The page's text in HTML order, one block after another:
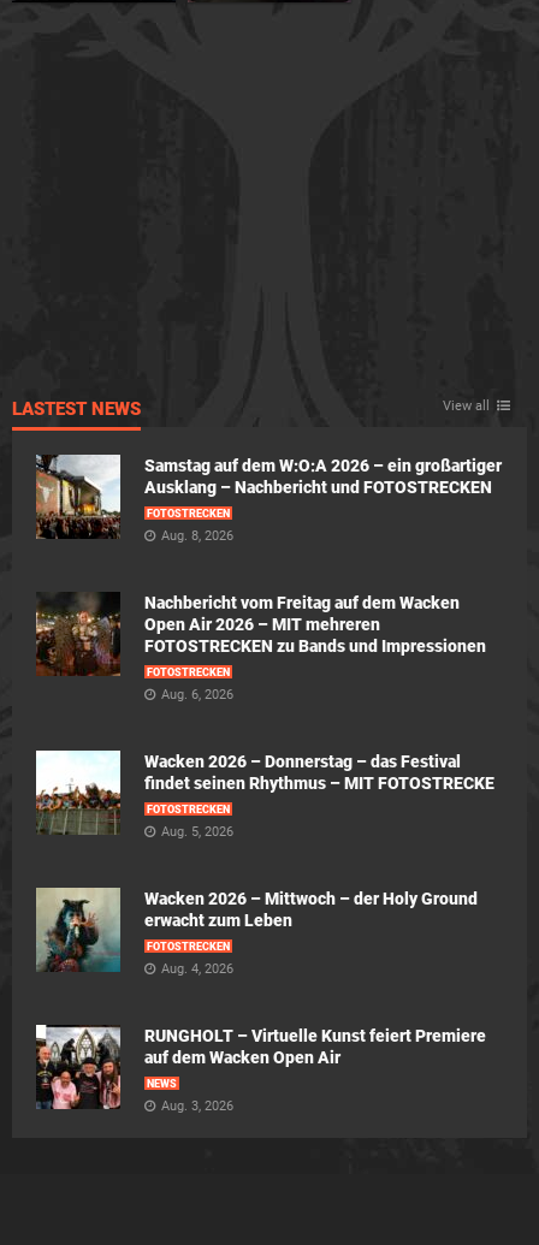
LASTEST NEWS View all
Samstag auf dem W:O:A 2026 – ein großartiger
Ausklang – Nachbericht und FOTOSTRECKEN
FOTOSTRECKEN
Aug. 8, 2026
Nachbericht vom Freitag auf dem Wacken
Open Air 2026 – MIT mehreren
FOTOSTRECKEN zu Bands und Impressionen
FOTOSTRECKEN
Aug. 6, 2026
Wacken 2026 – Donnerstag – das Festival
findet seinen Rhythmus – MIT FOTOSTRECKE
FOTOSTRECKEN
Aug. 5, 2026
Wacken 2026 – Mittwoch – der Holy Ground
erwacht zum Leben
FOTOSTRECKEN
Aug. 4, 2026
RUNGHOLT – Virtuelle Kunst feiert Premiere
auf dem Wacken Open Air
NEWS
Aug. 3, 2026